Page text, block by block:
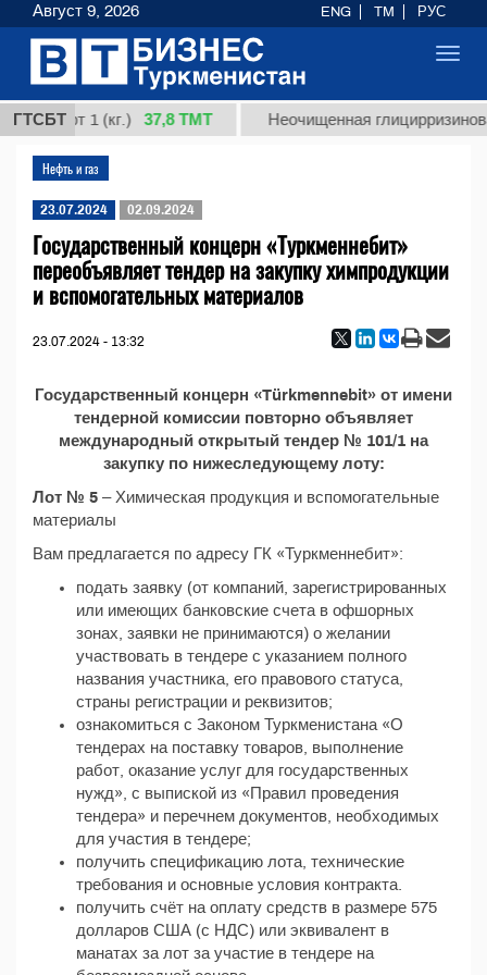
ГТСБТ
сорт 1 (кг.) 37,8 ТМТ Неочищенная
Нефть и газ
23.07.2024 02.09.2024
Государственный концерн «Туркменнебит»
переобъявляет тендер на закупку химпродукции
и вспомогательных материалов
23.07.2024 - 13:32
Государственный концерн «Türkmennebit» от имени
тендерной комиссии повторно объявляет
международный открытый тендер № 101/1 на
закупку по нижеследующему лоту:
Лот № 5 – Химическая продукция и вспомогательные
материалы
Вам предлагается по адресу ГК «Туркменнебит»:
подать заявку (от компаний, зарегистрированных
или имеющих банковские счета в офшорных
зонах, заявки не принимаются) о желании
участвовать в тендере с указанием полного
названия участника, его правового статуса,
страны регистрации и реквизитов;
ознакомиться с Законом Туркменистана «О
тендерах на поставку товаров, выполнение
работ, оказание услуг для государственных
нужд», с выпиской из «Правил проведения
тендера» и перечнем документов, необходимых
для участия в тендере;
получить спецификацию лота, технические
требования и основные условия контракта.
получить счёт на оплату средств в размере 575
долларов США (с НДС) или эквивалент в
манатах за лот за участие в тендере на
Август 9, 2026 ENG TM РУС